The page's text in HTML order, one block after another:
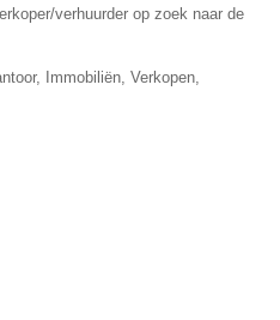
verhuurder op zoek naar de
Immobiliën, Verkopen,